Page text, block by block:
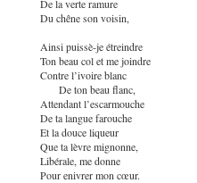
De la verte ramure
Du chêne son voisin,
Ainsi puissè-je étreindre
Ton beau col et me joindre
Contre l’ivoire blanc
De ton beau flanc,
Attendant l’escarmouche
De ta langue farouche
Et la douce liqueur
Que ta lèvre mignonne,
Libérale, me donne
Pour enivrer mon cœur.